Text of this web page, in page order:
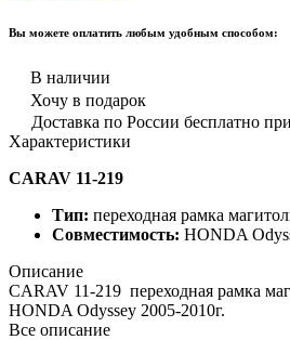
Вы можете оплатить любым удобным способом:
В наличии
Хочу в подарок
Доставка по России бесплатно
Характеристики
CARAV 11-219
Тип: переходная рамка
Совместимость: HONDA
Описание
CARAV 11-219 переходная рамка
HONDA Odyssey 2005-2010г.
Все описание